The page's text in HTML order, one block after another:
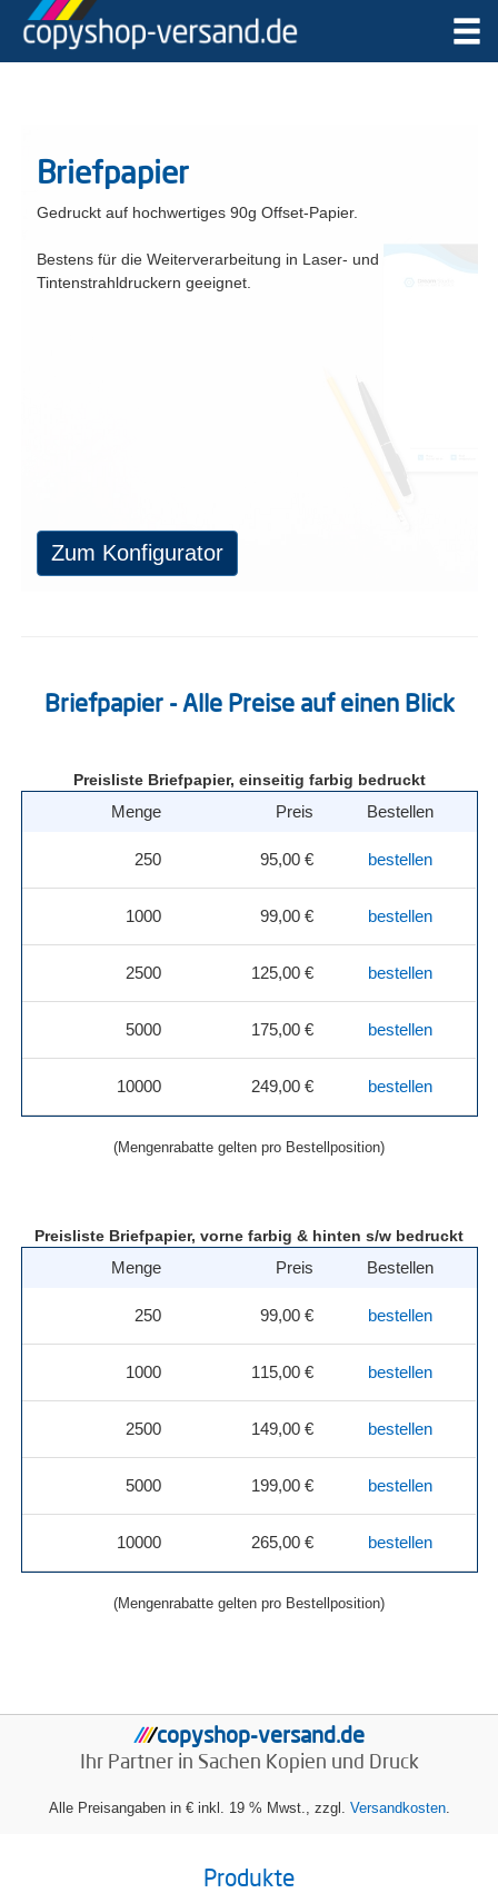
Briefpapier
Gedruckt auf hochwertiges 90g Offset-Papier.
Bestens für die Weiterverarbeitung in Laser- und
Tintenstrahldruckern geeignet.
Zum Konfigurator
Briefpapier - Alle Preise auf einen Blick
Preisliste Briefpapier, einseitig farbig bedruckt
Menge Preis Bestellen
250 95,00 € bestellen
1000 99,00 € bestellen
2500 125,00 € bestellen
5000 175,00 € bestellen
10000 249,00 € bestellen
(Mengenrabatte gelten pro Bestellposition)
Preisliste Briefpapier, vorne farbig & hinten s/w bedruckt
Menge Preis Bestellen
250 99,00 € bestellen
1000 115,00 € bestellen
2500 149,00 € bestellen
5000 199,00 € bestellen
10000 265,00 € bestellen
(Mengenrabatte gelten pro Bestellposition)
//// copyshop-versand.de
Ihr Partner in Sachen Kopien und Druck
Alle Preisangaben in € inkl. 19 % Mwst., zzgl. Versandkosten.
Produkte